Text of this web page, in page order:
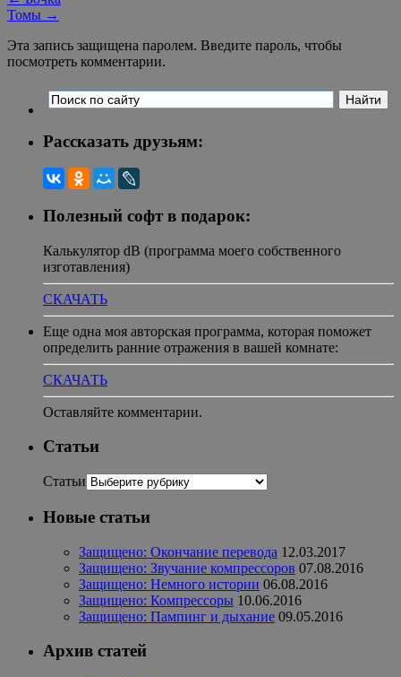
Томы →
Эта запись защищена паролем. Введите пароль, чтобы
посмотреть комментарии.
Рассказать друзьям:
Полезный софт в подарок:
Калькулятор dB (программа моего собственного
изготавления)
СКАЧАТЬ
Еще одна моя авторская программа, которая поможет
определить ранние отражения в вашей комнате:
СКАЧАТЬ
Оставляйте комментарии.
Статьи
Статьи
Новые статьи
Защищено: Окончание перевода 12.03.2017
Защищено: Звучание компрессоров 07.08.2016
Защищено: Немного истории 06.08.2016
Защищено: Компрессоры 10.06.2016
Защищено: Пампинг и дыхание 09.05.2016
Архив статей